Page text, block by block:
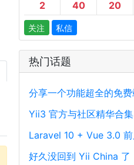
2
40
20
关注 私信
热门话题
Yii3 官方与社区精华合集